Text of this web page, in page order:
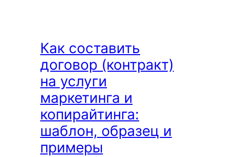
делает,
как
стать
и…
зачем?
Как составить
договор (контракт)
на услуги
маркетинга и
копирайтинга:
шаблон, образец и
примеры